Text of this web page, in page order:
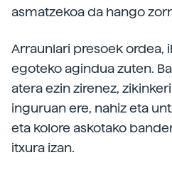
asmatzekoa da hango
Arraunlari presoek ordea,
egoteko agindua zuten.
atera ezin zirenez,
inguruan ere, nahiz eta
eta kolore askotako
itxura izan.